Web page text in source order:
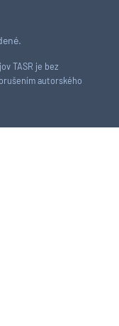
TASR je bez
autorského